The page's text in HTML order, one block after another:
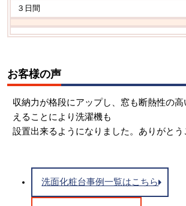
３日間
お客様の声
収納力が格段にアップし、窓も断熱性の
えることにより洗濯機も
設置出来るようになりました。ありがとう
洗面化粧台事例一覧はこちら